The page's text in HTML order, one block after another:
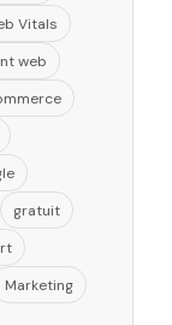
Vitals
web
gratuit
Marketing